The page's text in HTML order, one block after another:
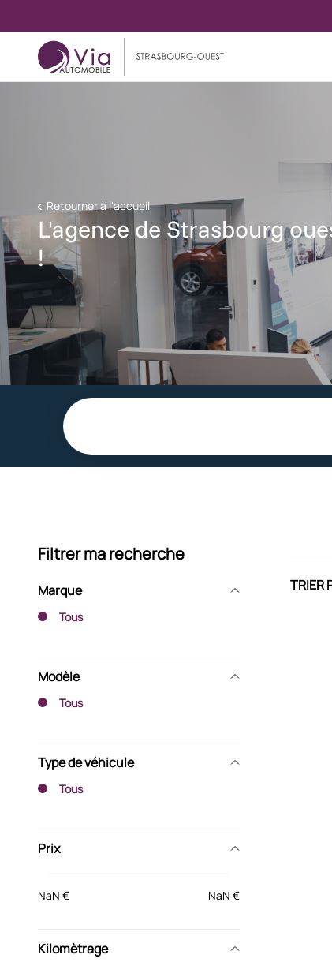
Retourner à l'accueil
L'agence de Strasbourg
!
Filtrer ma recherche
Marque
Tous
Modèle
Tous
Type de véhicule
Tous
Prix
NaN € NaN €
Kilomètrage
TRIER